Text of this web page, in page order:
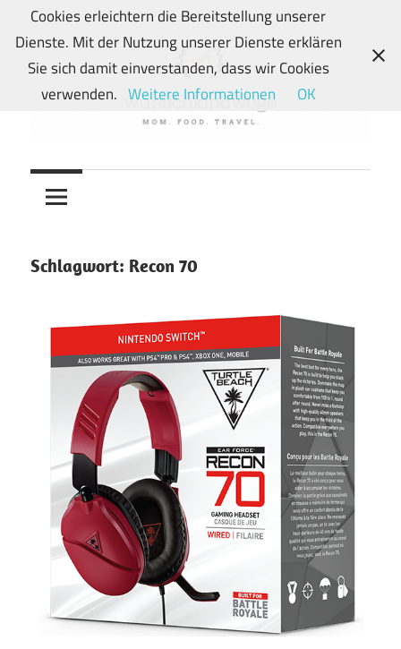
Zum
Inhalt
springen
wunschkindwege
Wunschkindern
und
Mein
Food-
und
Travelblog
Schlagwort: Recon 70
Cookies erleichtern die Bereitstellung unserer
Dienste. Mit der Nutzung unserer Dienste erklären
Sie sich damit einverstanden, dass wir Cookies
verwenden. Weitere Informationen OK